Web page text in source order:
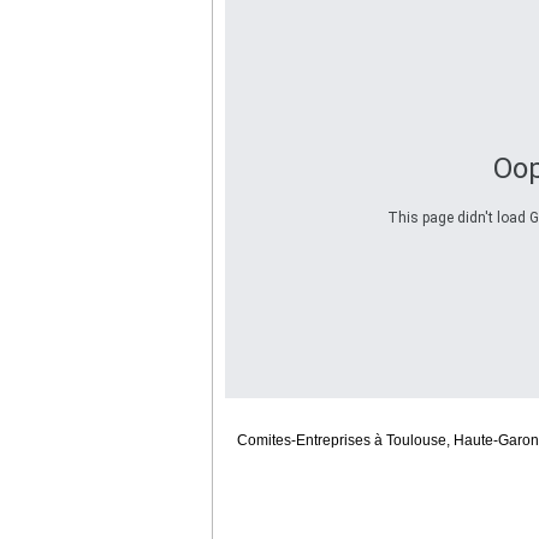
This page didn't load
Comites-Entreprises à Toulouse, Haute-